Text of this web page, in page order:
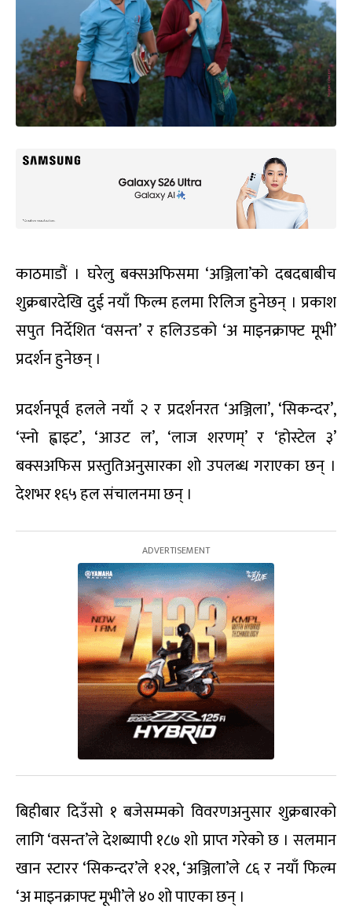
काठमाडौं । घरेलु बक्सअफिसमा ‘अञ्जिला’को दबदबाबीच
शुक्रबारदेखि दुई नयाँ फिल्म हलमा रिलिज हुनेछन् । प्रकाश
सपुत निर्देशित ‘वसन्त’ र हलिउडको ‘अ माइनक्राफ्ट मूभी’
प्रदर्शन हुनेछन् ।
प्रदर्शनपूर्व हलले नयाँ २ र प्रदर्शनरत ‘अञ्जिला’, ‘सिकन्दर’,
‘स्नो ह्वाइट’, ‘आउट ल’, ‘लाज शरणम्’ र ‘होस्टेल ३’
बक्सअफिस प्रस्तुतिअनुसारका शो उपलब्ध गराएका छन् ।
देशभर १६५ हल संचालनमा छन् ।
बिहीबार दिउँसो १ बजेसम्मको विवरणअनुसार शुक्रबारको
लागि ‘वसन्त’ले देशब्यापी १८७ शो प्राप्त गरेको छ । सलमान
खान स्टारर ‘सिकन्दर’ले १२१, ‘अञ्जिला’ले ८६ र नयाँ फिल्म
‘अ माइनक्राफ्ट मूभी’ले ४० शो पाएका छन् ।